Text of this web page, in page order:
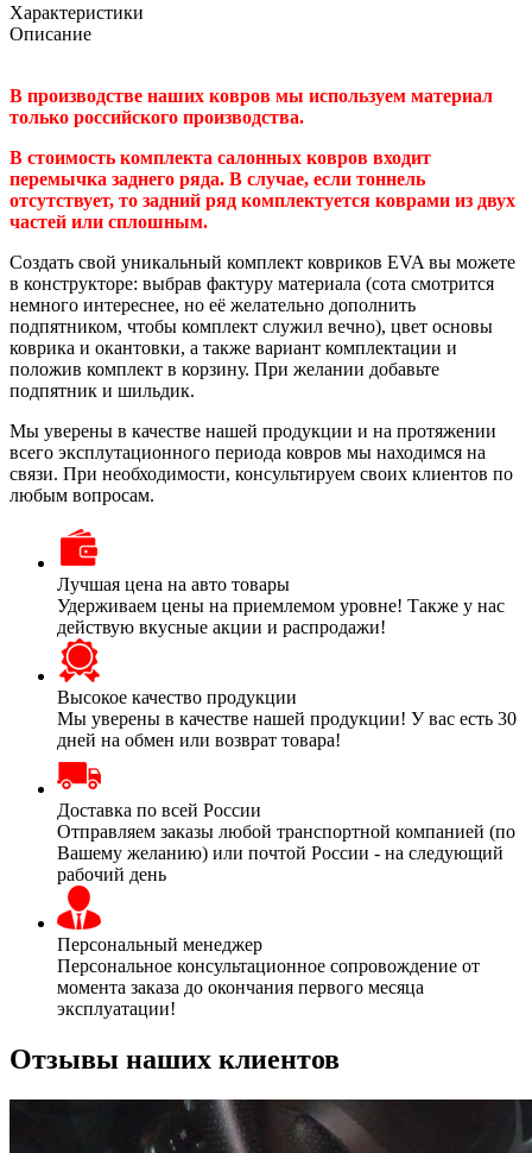
Характеристики
Описание
В производстве наших ковров мы используем материал
только российского производства.
В стоимость комплекта салонных ковров входит
перемычка заднего ряда. В случае, если тоннель
отсутствует, то задний ряд комплектуется коврами из двух
частей или сплошным.
Создать свой уникальный комплект ковриков EVA вы можете
в конструкторе: выбрав фактуру материала (сота смотрится
немного интереснее, но её желательно дополнить
подпятником, чтобы комплект служил вечно), цвет основы
коврика и окантовки, а также вариант комплектации и
положив комплект в корзину. При желании добавьте
подпятник и шильдик.
Мы уверены в качестве нашей продукции и на протяжении
всего эксплутационного периода ковров мы находимся на
связи. При необходимости, консультируем своих клиентов по
любым вопросам.
Лучшая цена на авто товары
Удерживаем цены на приемлемом уровне! Также у нас
действую вкусные акции и распродажи!
Высокое качество продукции
Мы уверены в качестве нашей продукции! У вас есть 30
дней на обмен или возврат товара!
Доставка по всей России
Отправляем заказы любой транспортной компанией (по
Вашему желанию) или почтой России - на следующий
рабочий день
Персональный менеджер
Персональное консультационное сопровождение от
момента заказа до окончания первого месяца
эксплуатации!
Отзывы наших клиентов